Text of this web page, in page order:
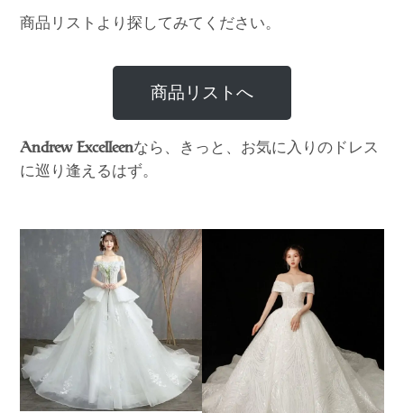
商品リストより探してみてください。
商品リストへ
Andrew Excelleenなら、きっと、お気に入りのドレス
に巡り逢えるはず。